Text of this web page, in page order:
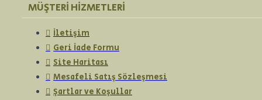
MÜŞTERI HIZMETLERI
İletişim
Geri İade Formu
Site Haritası
Mesafeli Satış Sözleşmesi
Şartlar ve Koşullar